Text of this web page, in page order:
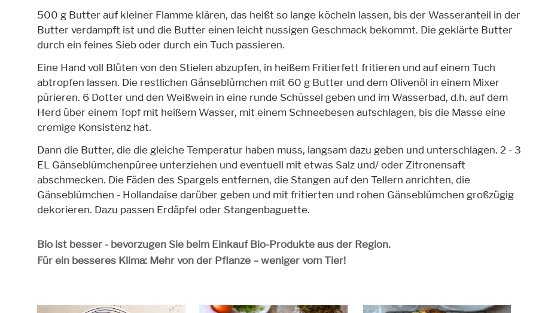
500 g Butter auf kleiner Flamme klären, das heißt so lange köcheln lassen, bis der Wasseranteil in der
Butter verdampft ist und die Butter einen leicht nussigen Geschmack bekommt. Die geklärte Butter
durch ein feines Sieb oder durch ein Tuch passieren.
Eine Hand voll Blüten von den Stielen abzupfen, in heißem Fritierfett fritieren und auf einem Tuch
abtropfen lassen. Die restlichen Gänseblümchen mit 60 g Butter und dem Olivenöl in einem Mixer
pürieren. 6 Dotter und den Weißwein in eine runde Schüssel geben und im Wasserbad, d.h. auf dem
Herd über einem Topf mit heißem Wasser, mit einem Schneebesen aufschlagen, bis die Masse eine
cremige Konsistenz hat.
Dann die Butter, die die gleiche Temperatur haben muss, langsam dazu geben und unterschlagen. 2 - 3
EL Gänseblümchenpüree unterziehen und eventuell mit etwas Salz und/ oder Zitronensaft
abschmecken. Die Fäden des Spargels entfernen, die Stangen auf den Tellern anrichten, die
Gänseblümchen - Hollandaise darüber geben und mit fritierten und rohen Gänseblümchen großzügig
dekorieren. Dazu passen Erdäpfel oder Stangenbaguette.
Bio ist besser - bevorzugen Sie beim Einkauf Bio-Produkte aus der Region.
Für ein besseres Klima: Mehr von der Pflanze – weniger vom Tier!